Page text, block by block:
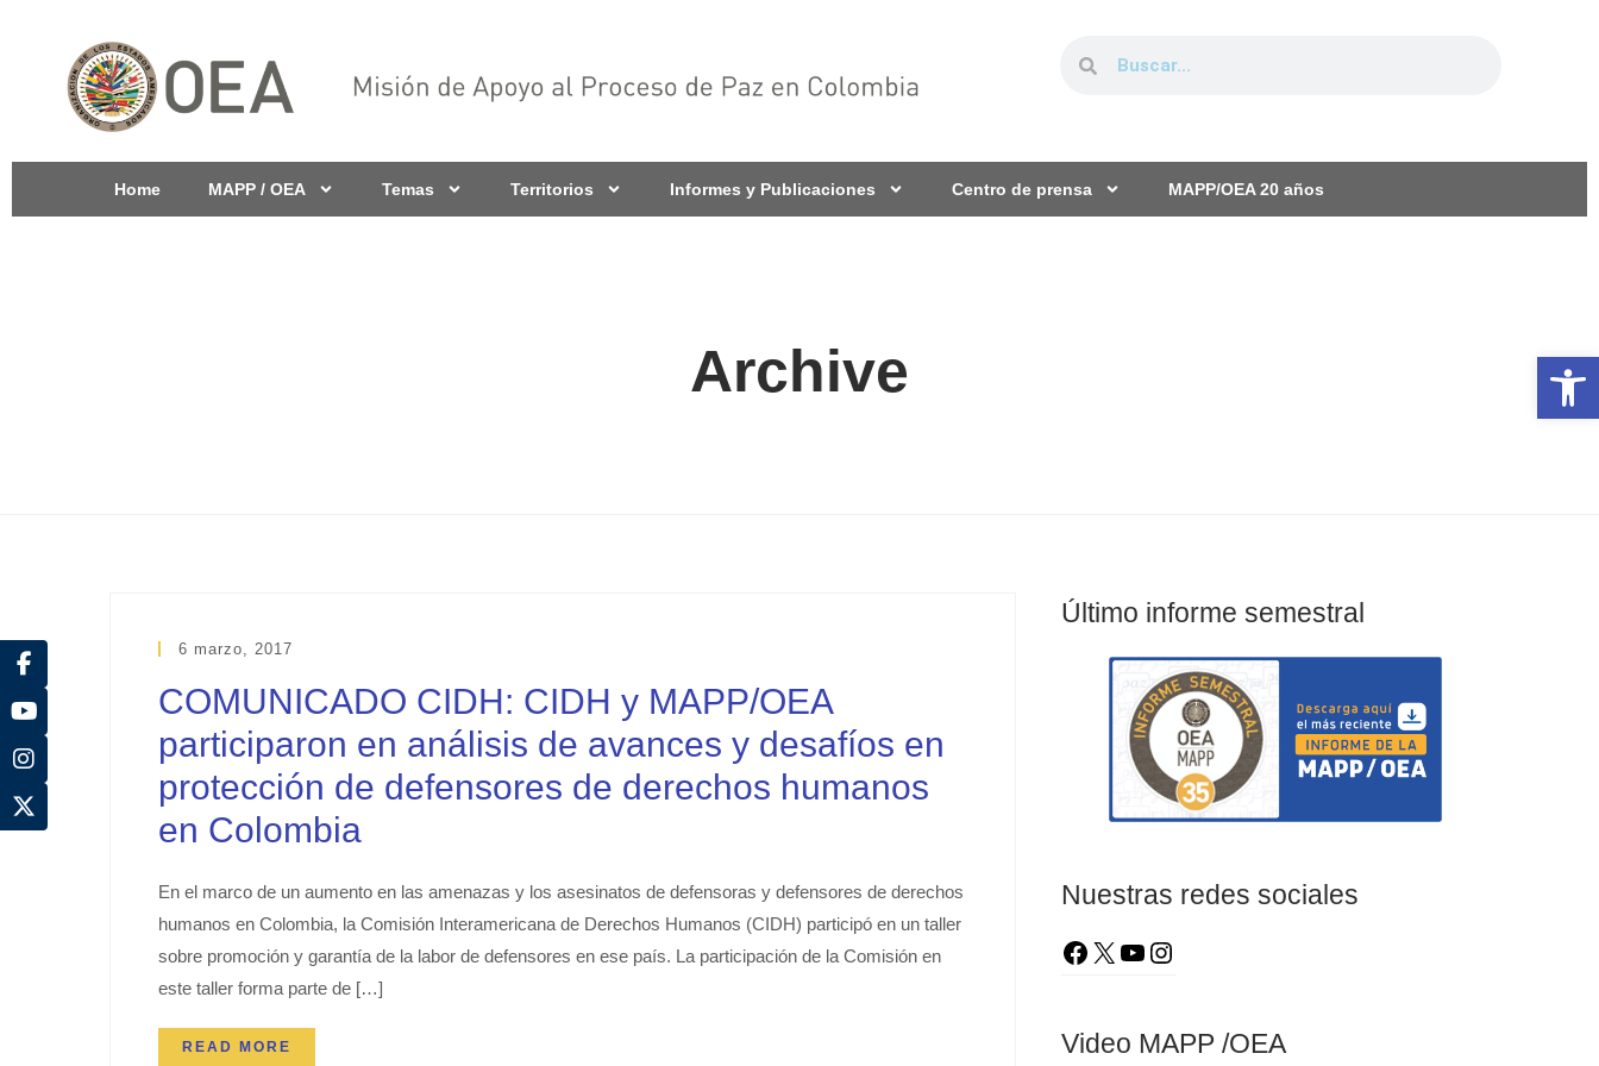
Home MAPP / OEA Temas Territorios Informes y Publicaciones Centro de prensa MAPP/OEA 20 años
Archive
6 marzo, 2017
COMUNICADO CIDH: CIDH y MAPP/OEA
participaron en análisis de avances y desafíos en
protección de defensores de derechos humanos
en Colombia
En el marco de un aumento en las amenazas y los asesinatos de defensoras y defensores de derechos
humanos en Colombia, la Comisión Interamericana de Derechos Humanos (CIDH) participó en un taller
sobre promoción y garantía de la labor de defensores en ese país. La participación de la Comisión en
este taller forma parte de […]
READ MORE
Último informe semestral
Nuestras redes sociales
Video MAPP /OEA